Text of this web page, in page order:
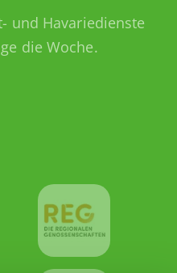
und Havariedienste
die Woche.